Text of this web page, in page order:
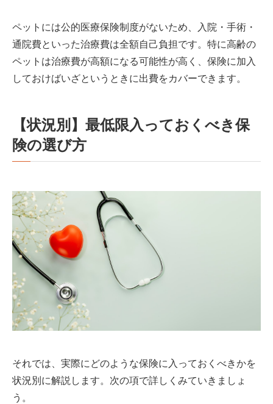
ペットには公的医療保険制度がないため、入院・手術・
通院費といった治療費は全額自己負担です。特に高齢の
ペットは治療費が高額になる可能性が高く、保険に加入
しておけばいざというときに出費をカバーできます。
【状況別】最低限入っておくべき保
険の選び方
それでは、実際にどのような保険に入っておくべきかを
状況別に解説します。次の項で詳しくみていきましょ
う。